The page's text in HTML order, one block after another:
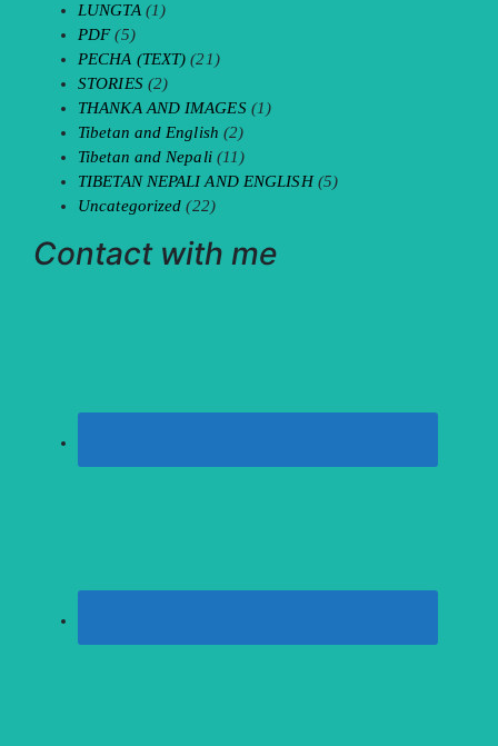
LUNGTA (1)
PDF(5)
PECHA (TEXT) (21)
STORIES(2)
THANKA AND IMAGES(1)
Tibetan and English (2)
Tibetan and Nepali(11)
TIBETAN NEPALI AND ENGLISH(5)
Uncategorized (22)
Contact with me